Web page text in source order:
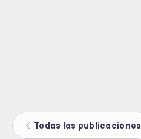
Todas las publicaciones